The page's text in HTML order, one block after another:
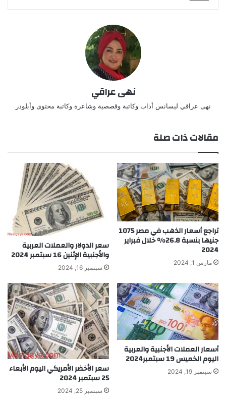
نهى عراقي
نهى عراقي ليسانس أداب وكاتبة وقصصية وشاعرة وكاتبة محتوى وأبلودر
مقالات ذات صلة
تراجع أسعار الذهب في مصر 1075
جنيها بنسبة 26.8% خلال فبراير
2024
مارس 1, 2024
سعر الدولار والعملات العربية
والأجنبية الإثنين 16 سبتمبر 2024
سبتمبر 16, 2024
أسعار العملات الأجنبية والعربية
اليوم الخميس 19 سبتمبر2024
سبتمبر 19, 2024 سعر الأخضر الأمريكي اليوم الأبعاء
25 سبتمبر 2024
سبتمبر 25, 2024